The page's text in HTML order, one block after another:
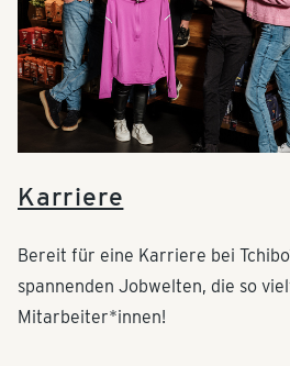
Karriere
Bereit für eine Karriere bei
spannenden Jobwelten, die so
Mitarbeiter*innen!